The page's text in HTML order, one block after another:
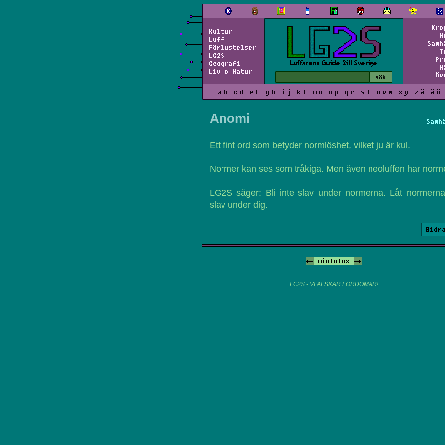
Kultur
Luff
Förlustelser
LG2S
Geografi
Liv o Natur
a b c d e f g h i j k l m n o p q r s t u v w x y z å ä ö
Anomi
Ett fint ord som betyder normlöshet, vilket ju är kul.
Normer kan ses som tråkiga. Men även neoluffen har
LG2S säger: Bli inte slav under normerna. Låt
slav under dig.
<- mintolux ->
LG2S - VI ÄLSKAR FÖRDOMAR!